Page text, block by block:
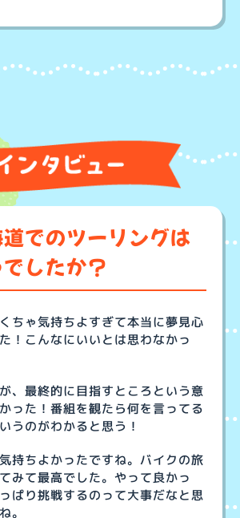
でのツーリングは
したか？
ちゃ気持ちよすぎて本当に夢見心
！こんなにいいとは思わなかっ
、最終的に目指すところという意
った！番組を観たら何を言ってる
うのがわかると思う！
持ちよかったですね。バイクの旅
みて最高でした。やって良かっ
ぱり挑戦するのって大事だなと思
。